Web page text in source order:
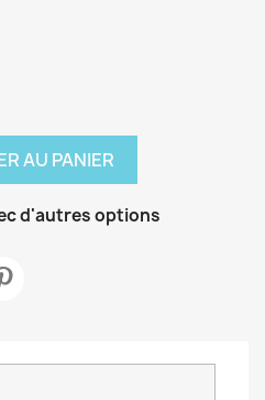
AU PANIER
d'autres options